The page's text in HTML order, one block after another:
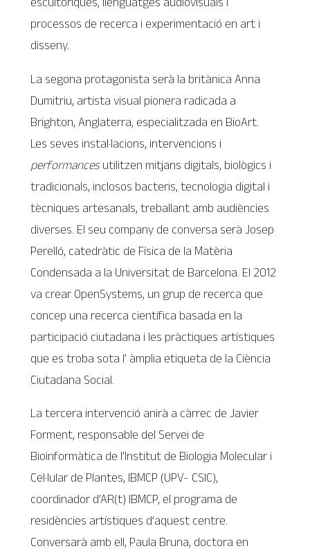
processos de recerca i experimentació en art i
disseny.
La segona protagonista serà la britànica Anna
Dumitriu, artista visual pionera radicada a
Brighton, Anglaterra, especialitzada en BioArt.
Les seves instal·lacions, intervencions i
performancesutilitzen mitjans digitals, biològics i
tradicionals, inclosos bacteris, tecnologia digital i
tècniques artesanals, treballant amb audiències
diverses. El seu company de conversa serà Josep
Perelló, catedràtic de Física de la Matèria
Condensada a la Universitat de Barcelona. El 2012
va crear OpenSystems, un grup de recerca que
concep una recerca científica basada en la
participació ciutadana i les pràctiques artístiques
que es troba sota l’ àmplia etiqueta de la Ciència
Ciutadana Social.
La tercera intervenció anirà a càrrec de Javier
Forment, responsable del Servei de
Bioinformàtica de l’Institut de Biologia Molecular i
Cel·lular de Plantes, IBMCP (UPV- CSIC),
coordinador d’AR(t) IBMCP, el programa de
residències artístiques d’aquest centre.
Conversarà amb ell, Paula Bruna, doctora en